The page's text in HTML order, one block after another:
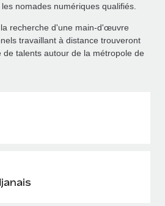
nomades numériques qualifiés.
recherche d'une main-d'œuvre
travaillant à distance trouveront
de talents autour de la métropole de